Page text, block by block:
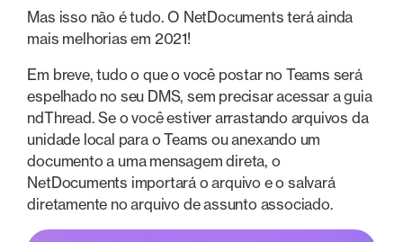
Mas isso não é tudo. O NetDocuments terá ainda
mais melhorias em 2021!
Em breve, tudo o que o você postar no Teams será
espelhado no seu DMS, sem precisar acessar a guia
ndThread. Se o você estiver arrastando arquivos da
unidade local para o Teams ou anexando um
documento a uma mensagem direta, o
NetDocuments importará o arquivo e o salvará
diretamente no arquivo de assunto associado.